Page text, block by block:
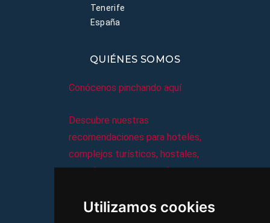
Utilizamos cookies
Tenerife
España
QUIÉNES SOMOS
Conócenos pinchando aquí
Descubre nuestras
recomendaciones para hoteles,
complejos turísticos, hostales,
vacaciones, paquetes de